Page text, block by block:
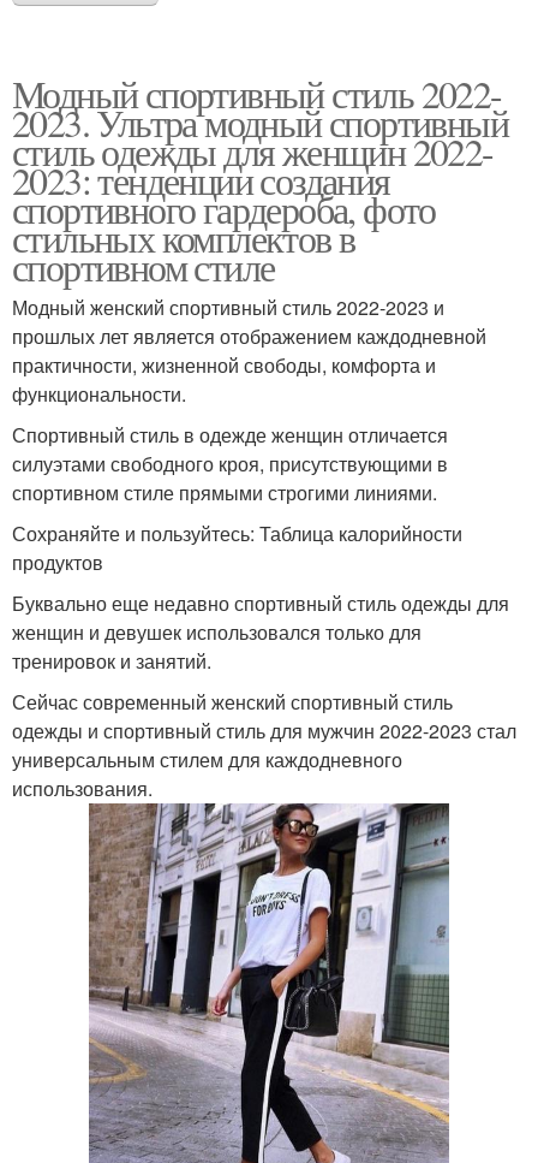
Модный спортивный стиль 2022-
2023. Ультра модный спортивный
стиль одежды для женщин 2022-
2023: тенденции создания
спортивного гардероба, фото
стильных комплектов в
спортивном стиле
Модный женский спортивный стиль 2022-2023 и
прошлых лет является отображением каждодневной
практичности, жизненной свободы, комфорта и
функциональности.
Спортивный стиль в одежде женщин отличается
силуэтами свободного кроя, присутствующими в
спортивном стиле прямыми строгими линиями.
Сохраняйте и пользуйтесь: Таблица калорийности
продуктов
Буквально еще недавно спортивный стиль одежды для
женщин и девушек использовался только для
тренировок и занятий.
Сейчас современный женский спортивный стиль
одежды и спортивный стиль для мужчин 2022-2023 стал
универсальным стилем для каждодневного
использования.